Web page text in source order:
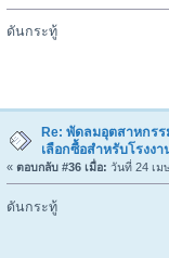
ดันกระทู้
Re: พัดลมอุตสาหกร
เลือกซื้อสำหรับโรงง
« ตอบกลับ #36 เมื่อ: วันที่ 24 เม
ดันกระทู้